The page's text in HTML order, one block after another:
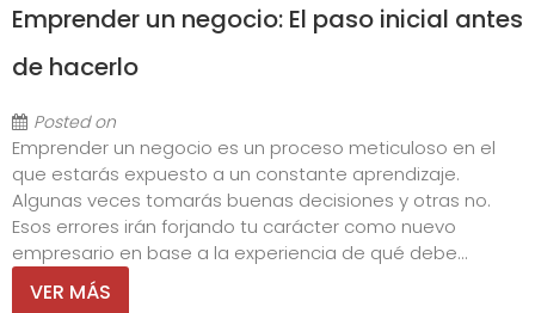
Emprender un negocio: El paso inicial antes
de hacerlo
Posted on
Emprender un negocio es un proceso meticuloso en el
que estarás expuesto a un constante aprendizaje.
Algunas veces tomarás buenas decisiones y otras no.
Esos errores irán forjando tu carácter como nuevo
empresario en base a la experiencia de qué debe...
VER MÁS